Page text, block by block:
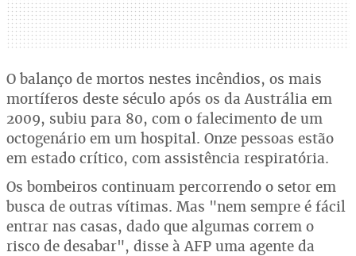
O balanço de mortos nestes incêndios, os mais
mortíferos deste século após os da Austrália em
2009, subiu para 80, com o falecimento de um
octogenário em um hospital. Onze pessoas estão
em estado crítico, com assistência respiratória.
Os bombeiros continuam percorrendo o setor em
busca de outras vítimas. Mas "nem sempre é fácil
entrar nas casas, dado que algumas correm o
risco de desabar", disse à AFP uma agente da